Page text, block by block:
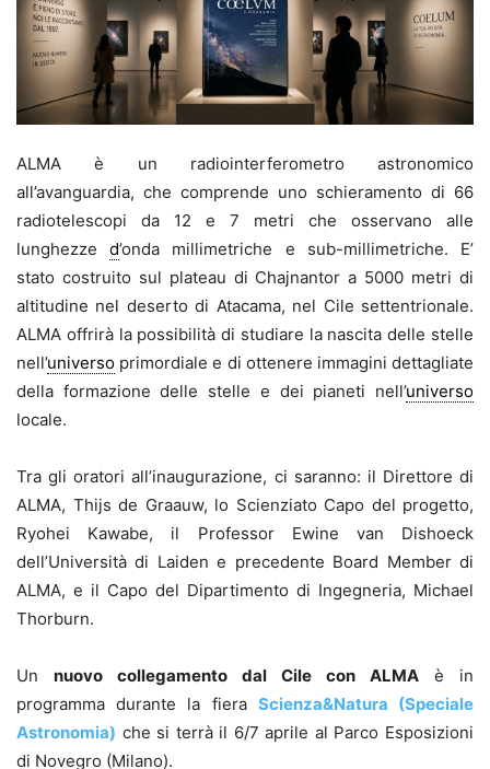
ALMA è un radiointerferometro astronomico
all’avanguardia, che comprende uno schieramento di 66
radiotelescopi da 12 e 7 metri che osservano alle
lunghezzed’onda millimetriche e sub-millimetriche. E’
stato costruito sul plateau di Chajnantor a 5000 metri di
altitudine nel deserto di Atacama, nel Cile settentrionale.
ALMA offrirà la possibilità di studiare la nascita delle stelle
nell’universo primordiale e di ottenere immagini dettagliate
della formazione delle stelle e dei pianeti nell’universo
locale.
Tra gli oratori all’inaugurazione, ci saranno: il Direttore di
ALMA, Thijs de Graauw, lo Scienziato Capo del progetto,
Ryohei Kawabe, il Professor Ewine van Dishoeck
dell’Università di Laiden e precedente Board Member di
ALMA, e il Capo del Dipartimento di Ingegneria, Michael
Thorburn.
Un nuovo collegamento dal Cile con ALMA è in
programma durante la fiera Scienza&Natura (Speciale
Astronomia) che si terrà il 6/7 aprile al Parco Esposizioni
di Novegro (Milano).